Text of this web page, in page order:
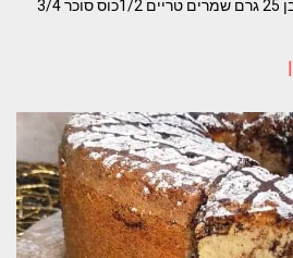
המרכיבים – חצי קילו קמח לבן 25 גרם שמרים טריים 1/2כוס סוכר 3/4